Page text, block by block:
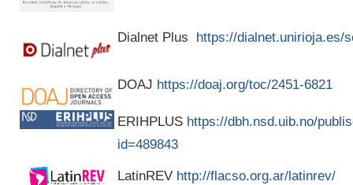
Dialnet Plus https://dialnet.unirioja.es/
DOAJ https://doaj.org/toc/2451-6821
ERIHPLUS https://dbh.nsd.uib.no/
id=489843
LatinREV http://flacso.org.ar/latinrev/